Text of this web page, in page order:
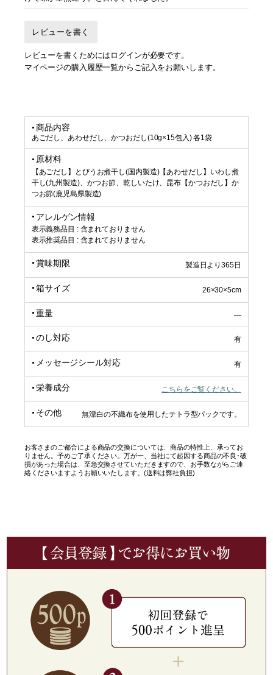
レビューを書く
レビューを書くためにはログインが必要です。
マイページの購入履歴一覧からご記入をお願いします。
商品内容
あごだし、あわせだし、かつおだし(10g×15包入) 各1袋
原材料
【あごだし】とびうお煮干し(国内製造)【あわせだし】いわし煮
干し(九州製造)、かつお節、乾しいたけ、昆布【かつおだし】か
つお節(鹿児島県製造)
アレルゲン情報
表示義務品目 : 含まれておりません
表示推奨品目 : 含まれておりません
賞味期限 製造日より365日
箱サイズ 26×30×5cm
重量 ―
のし対応 有
メッセージシール対応 有
栄養成分 こちらをご覧ください。
その他 無漂白の不織布を使用したテトラ型パックです。
お客さまのご都合による商品の交換については、商品の特性上、承ってお
りません。予めご了承ください。万が一、当社にて起因する商品の不良･破
損があった場合は、至急交換させていただきますので、お手数ながらご連
絡くださいますようお願いいたします。(送料は弊社負担)